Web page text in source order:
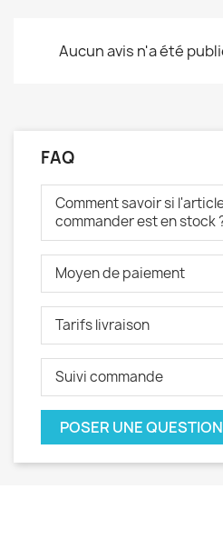
Aucun avis n'a été
FAQ
Comment savoir si
commander est en stock
Moyen de paiement
Tarifs livraison
Suivi commande
POSER UNE QUESTION